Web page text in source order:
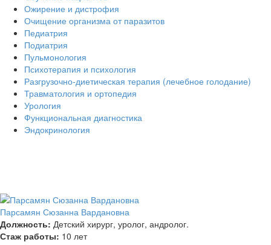
Ожирение и дистрофия
Очищение организма от паразитов
Педиатрия
Подиатрия
Пульмонология
Психотерапия и психология
Разгрузочно-диетическая терапия (лечебное голодание)
Травматология и ортопедия
Урология
Функциональная диагностика
Эндокринология
Парсамян Сюзанна Вардановна
Должность: Детский хирург, уролог, андролог.
Стаж работы: 10 лет